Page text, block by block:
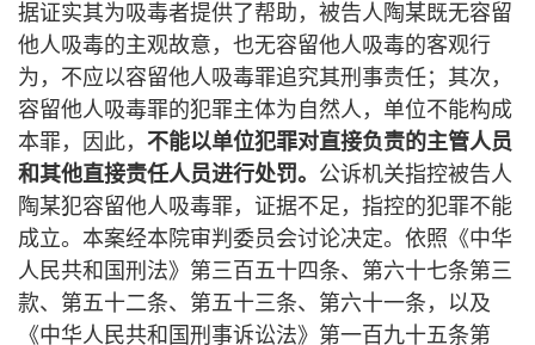
据证实其为吸毒者提供了帮助，被告人陶某既无容留
他人吸毒的主观故意，也无容留他人吸毒的客观行
为，不应以容留他人吸毒罪追究其刑事责任；其次，
容留他人吸毒罪的犯罪主体为自然人，单位不能构成
本罪，因此， 不能以单位犯罪对直接负责的主管人员
和其他直接责任人员进行处罚。 公诉机关指控被告人
陶某犯容留他人吸毒罪，证据不足，指控的犯罪不能
成立。本案经本院审判委员会讨论决定。依照《中华
人民共和国刑法》第三百五十四条、第六十七条第三
款、第五十二条、第五十三条、第六十一条，以及
《中华人民共和国刑事诉讼法》第一百九十五条第